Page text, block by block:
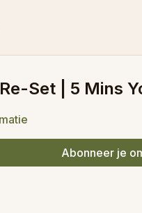
Set | 5 Mins
Abonneer je